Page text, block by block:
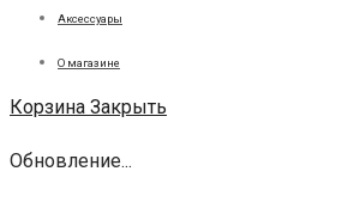
Аксессуары
О магазине
Корзина Закрыть
Обновление...